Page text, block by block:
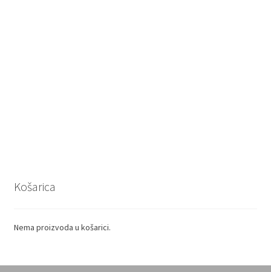
Košarica
Nema proizvoda u košarici.